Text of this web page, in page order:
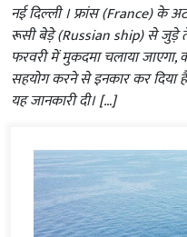
नई दिल्‍ली । फ्रांस (France) के
रूसी बेड़े (Russian ship) से
फरवरी में मुकदमा चलाया
सहयोग करने से इनकार कर दिया
यह जानकारी दी। […]